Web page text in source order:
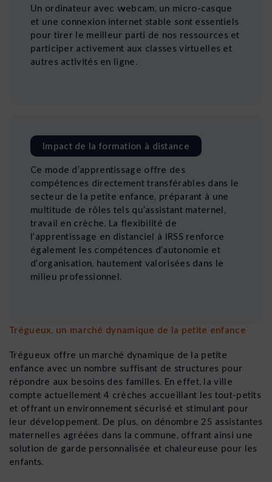
Un ordinateur avec webcam, un micro-casque
et une connexion internet stable sont essentiels
pour tirer le meilleur parti de nos ressources et
participer activement aux classes virtuelles et
autres activités en ligne.
Impact de la formation à distance
Ce mode d’apprentissage offre des
compétences directement transférables dans le
secteur de la petite enfance, préparant à une
multitude de rôles tels qu’assistant maternel,
travail en crèche. La flexibilité de
l’apprentissage en distanciel à IRSS renforce
également les compétences d’autonomie et
d’organisation, hautement valorisées dans le
milieu professionnel.
Trégueux, un marché dynamique de la petite enfance
Trégueux offre un marché dynamique de la petite
enfance avec un nombre suffisant de structures pour
répondre aux besoins des familles. En effet, la ville
compte actuellement 4 crèches accueillant les tout-petits
et offrant un environnement sécurisé et stimulant pour
leur développement. De plus, on dénombre 25 assistantes
maternelles agréées dans la commune, offrant ainsi une
solution de garde personnalisée et chaleureuse pour les
enfants.